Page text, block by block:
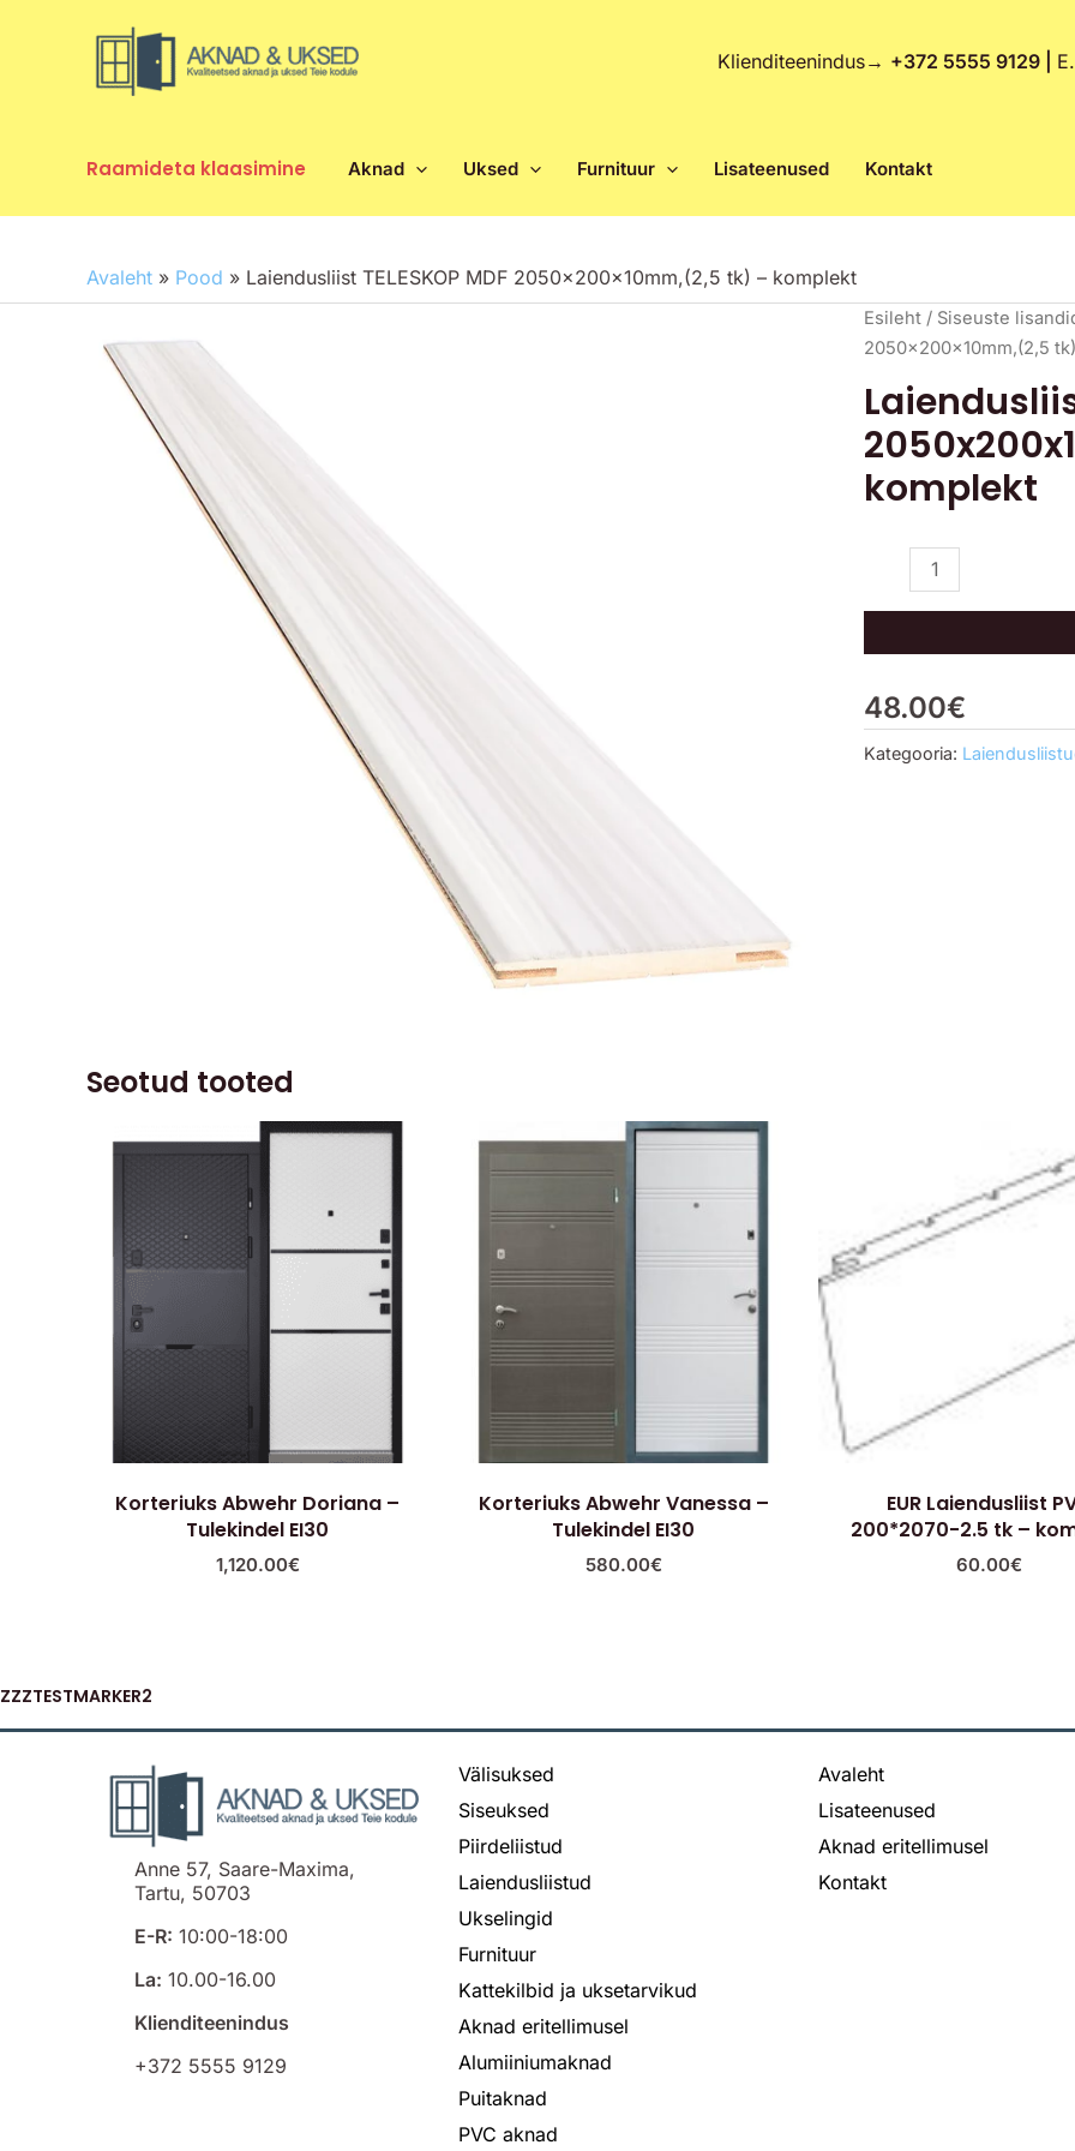
Klienditeenindus→ +372 5555 9129 |
Raamideta klaasimine Aknad Uksed Furnituur Lisateenused Kontakt
Avaleht » Pood » Laiendusliist TELESKOP MDF 2050x200x10mm,(2,5 tk) – komplekt
Esileht / Siseuste
2050x200x10mm,(2,5
komplekt
48.00€
Laiendusliist
TELESKOP
2050x200x10mm,
(2,5
-
kogus
Kategooria:
Seotud tooted
Korteriuks Abwehr Doriana –
Tulekindel EI30
1,120.00€
Korteriuks Abwehr Vanessa –
Tulekindel EI30
580.00€
EUR Laiendusliist
200*2070-2.5 tk –
60.00€
ZZZTESTMARKER2
Anne 57, Saare-Maxima,
Tartu, 50703
E-R: 10:00-18:00
La: 10.00-16.00
Klienditeenindus
+372 5555 9129
Välisuksed
Siseuksed
Piirdeliistud
Laiendusliistud
Ukselingid
Furnituur
Kattekilbid ja uksetarvikud
Aknad eritellimusel
Alumiiniumaknad
Puitaknad
PVC aknad
Avaleht
Lisateenused
Aknad eritellimusel
Kontakt